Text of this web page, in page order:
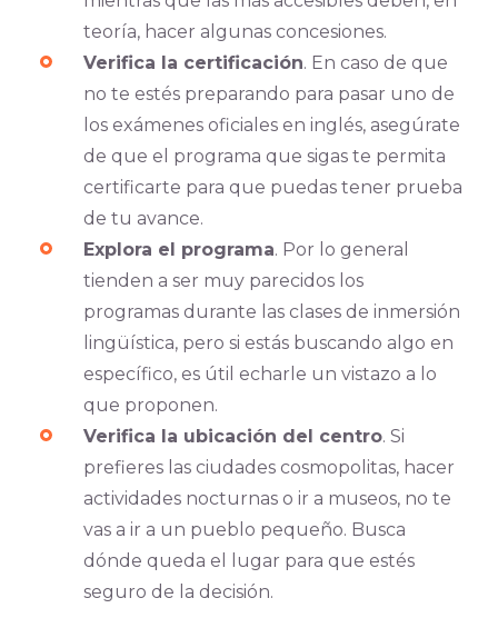
teoría, hacer algunas concesiones.
Verifica la certificación. En caso de que
no te estés preparando para pasar uno de
los exámenes oficiales en inglés, asegúrate
de que el programa que sigas te permita
certificarte para que puedas tener prueba
de tu avance.
Explora el programa. Por lo general
tienden a ser muy parecidos los
programas durante las clases de inmersión
lingüística, pero si estás buscando algo en
específico, es útil echarle un vistazo a lo
que proponen.
Verifica la ubicación del centro. Si
prefieres las ciudades cosmopolitas, hacer
actividades nocturnas o ir a museos, no te
vas a ir a un pueblo pequeño. Busca
dónde queda el lugar para que estés
seguro de la decisión.